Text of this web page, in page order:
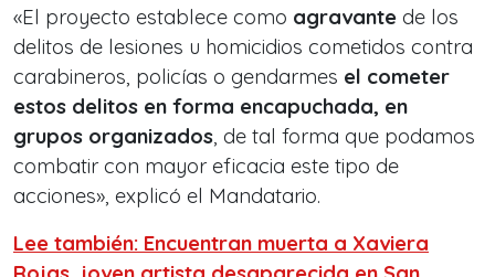
«El proyecto establece como agravante de los
delitos de lesiones u homicidios cometidos contra
carabineros, policías o gendarmes el cometer
estos delitos en forma encapuchada, en
grupos organizados, de tal forma que podamos
combatir con mayor eficacia este tipo de
acciones», explicó el Mandatario.
Lee también: Encuentran muerta a Xaviera